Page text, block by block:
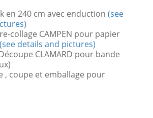
en 240 cm avec enduction (see
collage CAMPEN pour papier
(see details and pictures)
CLAMARD pour bande
, coupe et emballage pour